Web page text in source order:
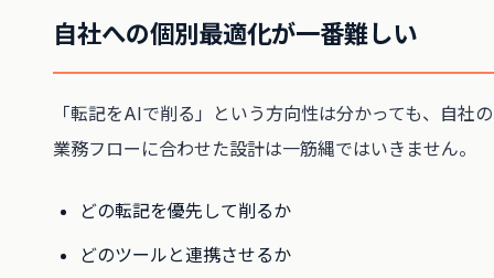
自社への個別最適化が一番難しい
「転記をAIで削る」という方向性は分かっても、自社の
業務フローに合わせた設計は一筋縄ではいきません。
どの転記を優先して削るか
どのツールと連携させるか